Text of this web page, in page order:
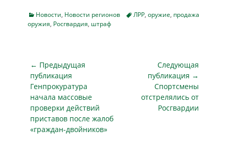
протоколов на
охранные
городе холостыми
патронами
звучали выстрелы,
тем дольше должны
сидеть стрелки.
Правовым уроком
для всех должно
стать дело трех
граждан из
Самары. Год назад
Categories
Новости, Новости регионов TagsЛРР, оружие, продажа
оружия, Росгвардия, штраф
Навигация
по
записям
← Предыдущая
публикация
Предыдущая
публикация
Генпрокуратура
начала массовые
проверки действий
приставов после жалоб
«граждан-двойников»
Следующая
публикация →
Следующая
публикация
Спортсмены
отстрелялись от
Росгвардии